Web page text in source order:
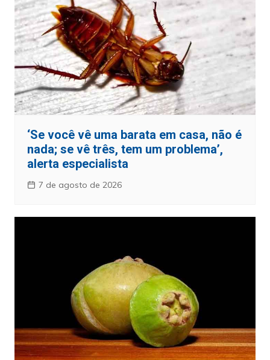
‘Se você vê uma barata em casa, não é
nada; se vê três, tem um problema’,
alerta especialista
7 de agosto de 2026